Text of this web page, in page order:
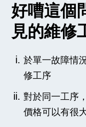
好嘈這個
見的維修
於單一故障情
修工序
對於同一工序
價格可以有很